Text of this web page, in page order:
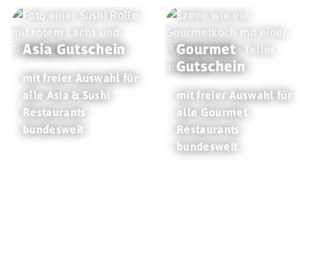
Asia Gutschein
mit freier Auswahl für
alle Asia & Sushi
Restaurants
bundesweit
Gourmet
Gutschein
mit freier Auswahl für
alle Gourmet
Restaurants
bundesweit